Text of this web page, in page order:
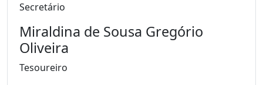
Secretário
Miraldina de Sousa Gregório
Oliveira
Tesoureiro